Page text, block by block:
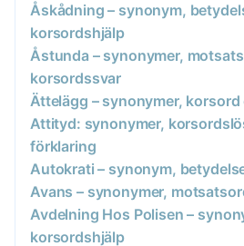
Åskådning – synonym,
korsordshjälp
Åstunda – synonymer,
korsordssvar
Ättelägg – synonymer,
Attityd: synonymer,
förklaring
Autokrati – synonym,
Avans – synonymer,
Avdelning Hos Polisen –
korsordshjälp